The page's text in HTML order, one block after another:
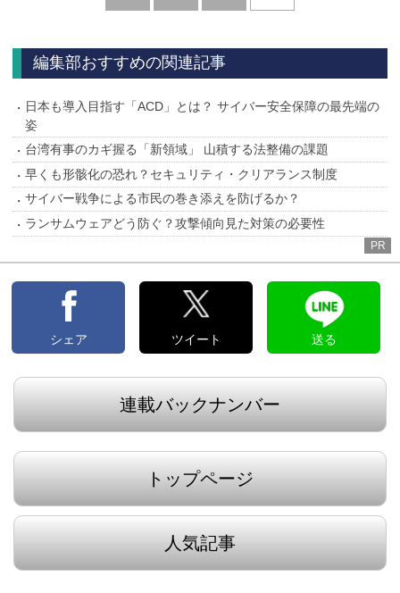
編集部おすすめの関連記事
日本も導入目指す「ACD」とは？ サイバー安全保障の最先端の
姿
台湾有事のカギ握る「新領域」 山積する法整備の課題
早くも形骸化の恐れ？セキュリティ・クリアランス制度
サイバー戦争による市民の巻き添えを防げるか？
ランサムウェアどう防ぐ？攻撃傾向見た対策の必要性
PR
シェア ツイート 送る
連載バックナンバー
トップページ
人気記事